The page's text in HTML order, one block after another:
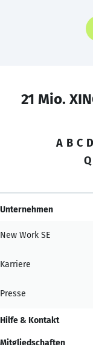
21 Mio.
A B C D
Q
Unternehmen
New Work SE
Karriere
Presse
Hilfe & Kontakt
Mitgliedschaften